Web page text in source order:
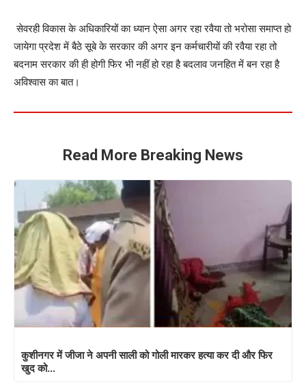
सेवरही विकास के अधिकारियों का ध्यान ऐसा अगर रहा रवैया तो भरोसा समाप्त हो
जायेगा प्रदेश में बैठे सूबे के सरकार की अगर इन कर्मचारीयों की रवैया रहा तो
बदनाम सरकार की ही होगी फिर भी नहीं हो रहा है बदलाव जनहित में बन रहा है
अविश्वास का बात।
Read More Breaking News
कुशीनगर में जीजा ने अपनी साली को गोली मारकर हत्या कर दी और फिर
खुद को…